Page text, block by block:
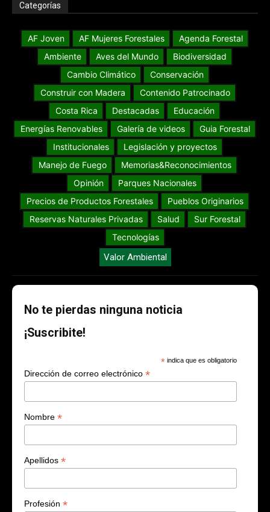
Categorías
AF Joven AF Mujeres Forestales
Agenda Forestal
Ambiente
Aves del Mundo
Biodiversidad
Cambio Climático
Conservación
Construir con Madera
Contenido Patrocinado
Costa Rica
Destacadas
Educación
Energías Renovables
Galería de videos
Guia Forestal
Institucionales
Legislación y proyectos
Manejo de Fuego
Memorias&Reconocimientos
Opinión
Parques Nacionales
Precios de Productos Forestales
Pueblos Originarios
Reservas Naturales Privadas
Salud
Sur Forestal
Tecnologías
Valor Ambiental
No te pierdas ninguna noticia
¡Suscribite!
* indica que es obligatorio
Dirección de correo electrónico *
Nombre *
Apellidos *
Profesión *